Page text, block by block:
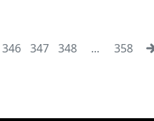
346 347 348 ... 358